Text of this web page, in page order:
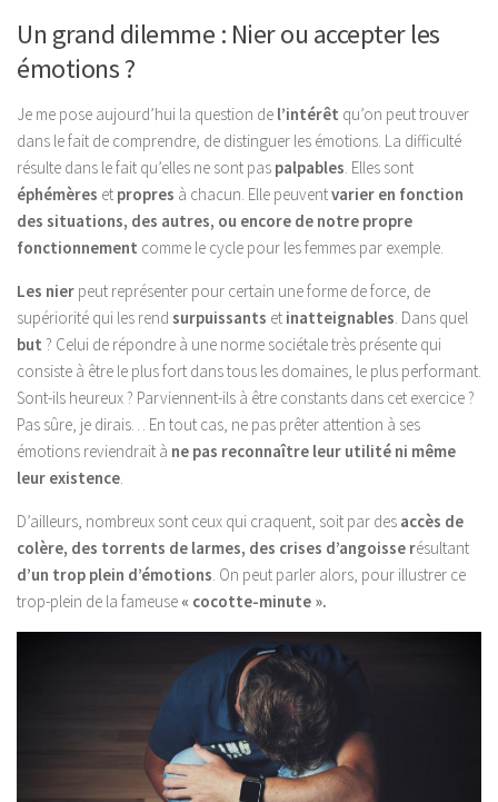
Un grand dilemme : Nier ou accepter les
émotions ?
Je me pose aujourd’hui la question de l’intérêt qu’on peut trouver
dans le fait de comprendre, de distinguer les émotions. La difficulté
résulte dans le fait qu’elles ne sont pas palpables. Elles sont
éphémères et propres à chacun. Elle peuventvarier en fonction
des situations, des autres, ou encore de notre propre
fonctionnement comme le cycle pour les femmes par exemple.
Les nier peut représenter pour certain une forme de force, de
supériorité qui les rend surpuissants et inatteignables. Dans quel
but ? Celui de répondre à une norme sociétale très présente qui
consiste à être le plus fort dans tous les domaines, le plus performant.
Sont-ils heureux ? Parviennent-ils à être constants dans cet exercice ?
Pas sûre, je dirais… En tout cas, ne pas prêter attention à ses
émotions reviendrait à ne pas reconnaître leur utilité ni même
leur existence.
D’ailleurs, nombreux sont ceux qui craquent, soit par des accès de
colère, des torrents de larmes, des crises d’angoisse résultant
d’un trop plein d’émotions. On peut parler alors, pour illustrer ce
trop-plein de la fameuse « cocotte-minute ».